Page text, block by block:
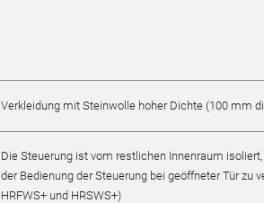
Verkleidung mit Steinwolle hoher Dichte (100 mm
Die Steuerung ist vom restlichen Innenraum
der Bedienung der Steuerung bei geöffneter Tür zu
HRFWS+ und HRSWS+)